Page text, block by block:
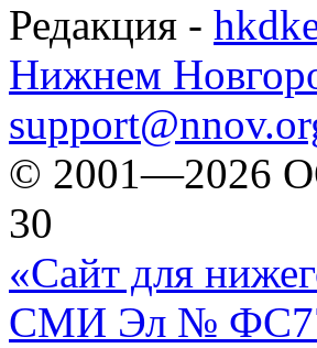
Редакция -
Нижнем
© 2001—2026
30
«Сайт для
СМИ Эл № ФС77-